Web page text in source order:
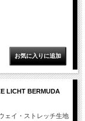
LICHT BERMUDA
ェイ・ストレッチ生地